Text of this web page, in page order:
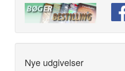
Nye udgivelser